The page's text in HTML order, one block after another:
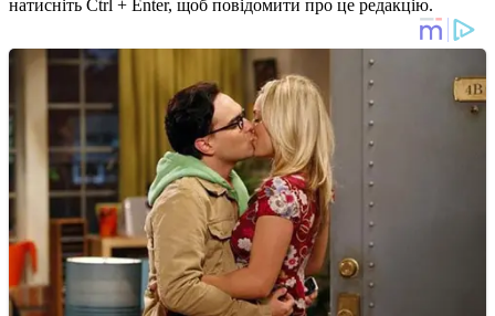
натисніть Ctrl + Enter, щоб повідомити про це редакцію.